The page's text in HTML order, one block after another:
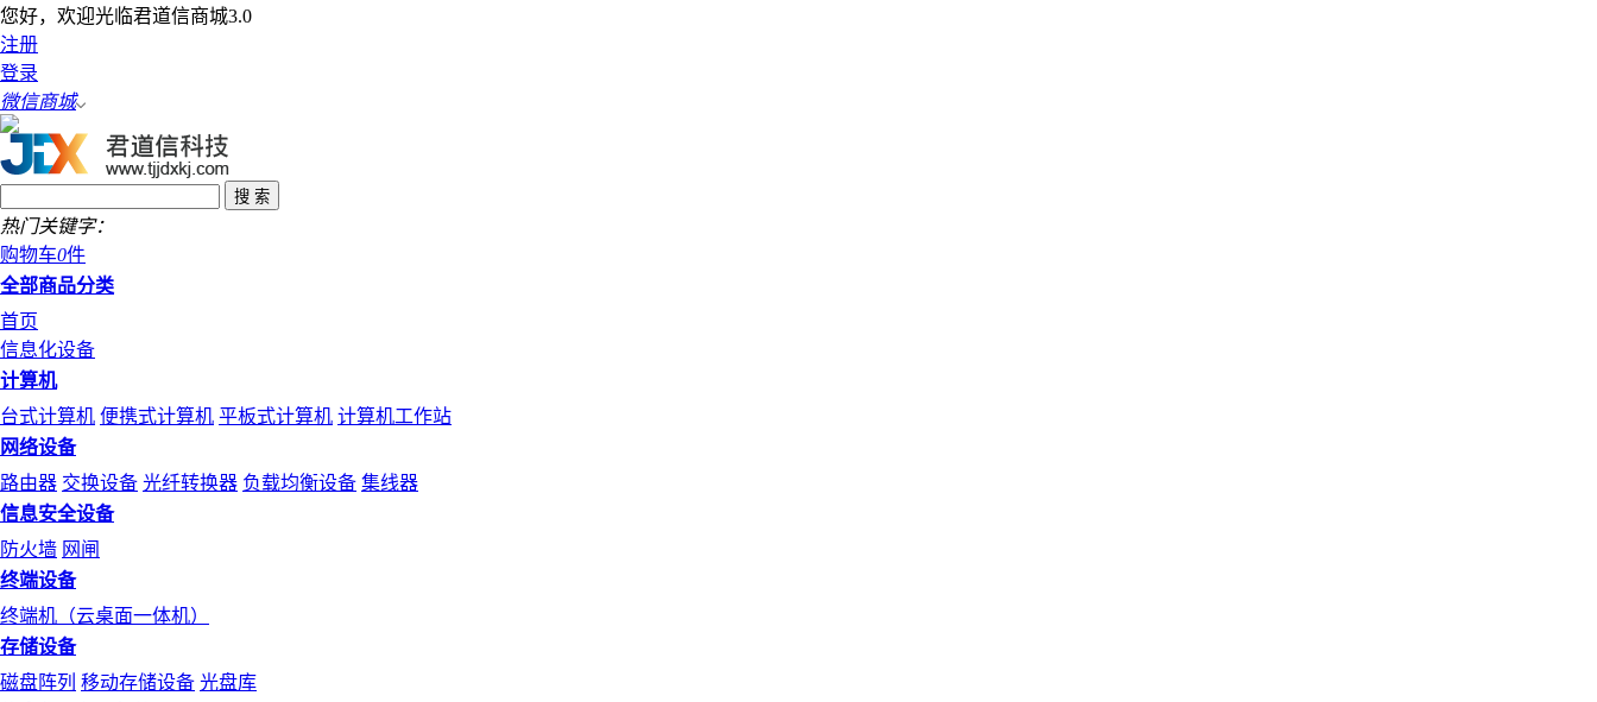
您好，欢迎光临君道信商城3.0
注册
登录
微信商城
热门关键字：
购物车0件
全部商品分类
首页
信息化设备
计算机
台式计算机 便携式计算机 平板式计算机 计算机工作站
网络设备
路由器 交换设备 光纤转换器 负载均衡设备 集线器
信息安全设备
防火墙 网闸
终端设备
终端机（云桌面一体机）
存储设备
磁盘阵列 移动存储设备 光盘库